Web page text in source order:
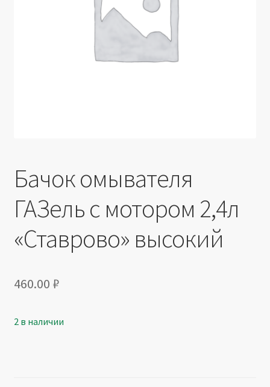
Юридические данные
Бачок омывателя
ГАЗель с мотором 2,4л
«Ставрово» высокий
460.00 ₽
2 в наличии